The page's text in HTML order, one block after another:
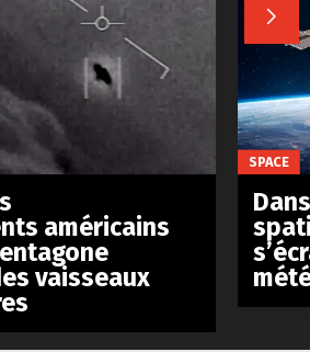

américains
vaisseaux
SPACE